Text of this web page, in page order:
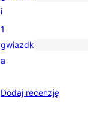
0
recenzji
2-
gwiazdkowych
i
1
recenzja
gwiazdkowa
1
gwiazdk
a
Dodaj recenzję